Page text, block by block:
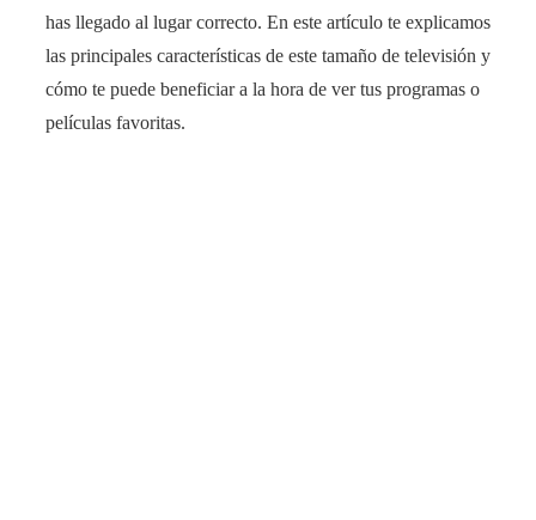
has llegado al lugar correcto. En este artículo te explicamos
las principales características de este tamaño de televisión y
cómo te puede beneficiar a la hora de ver tus programas o
películas favoritas.